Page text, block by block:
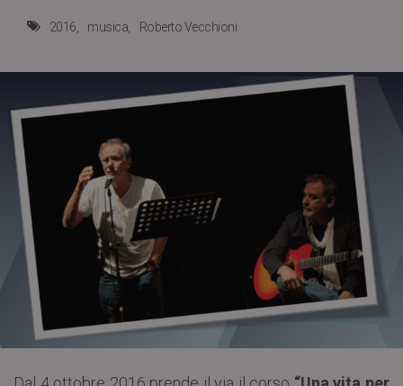
2016 musica Roberto Vecchioni